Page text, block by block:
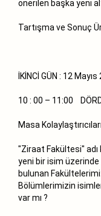
önerilen başka yeni
Tartışma ve Sonuç
İKİNCİ GÜN : 12
10 : 00 – 11:00
Masa Kolaylaştırıcıları
"Ziraat Fakültesi" adı
yeni bir isim üzerinde
bulunan
Bölümlerimizin
var mı ?